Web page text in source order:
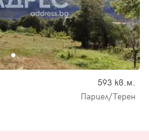
593 кв.м.
Парцел/Терен